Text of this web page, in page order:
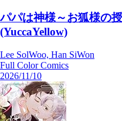
パパは神様～お狐様の
(YuccaYellow)
Lee SolWoo, Han SiWon
Full Color Comics
2026/11/10